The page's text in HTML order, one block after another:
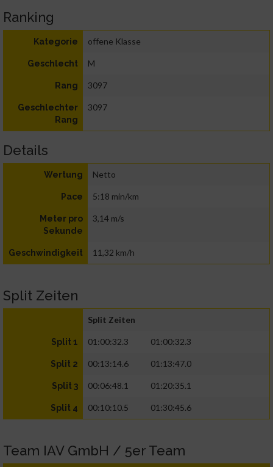
Ranking
Kategorie offene Klasse
Geschlecht M
Rang 3097
Geschlechter
Rang
3097
Details
Wertung Netto
Pace 5:18 min/km
Meter pro
Sekunde
3,14 m/s
Geschwindigkeit 11,32 km/h
Split Zeiten
Split Zeiten
Split 1 01:00:32.3 01:00:32.3
Split 2 00:13:14.6 01:13:47.0
Split 3 00:06:48.1 01:20:35.1
Split 4 00:10:10.5 01:30:45.6
Team IAV GmbH / 5er Team